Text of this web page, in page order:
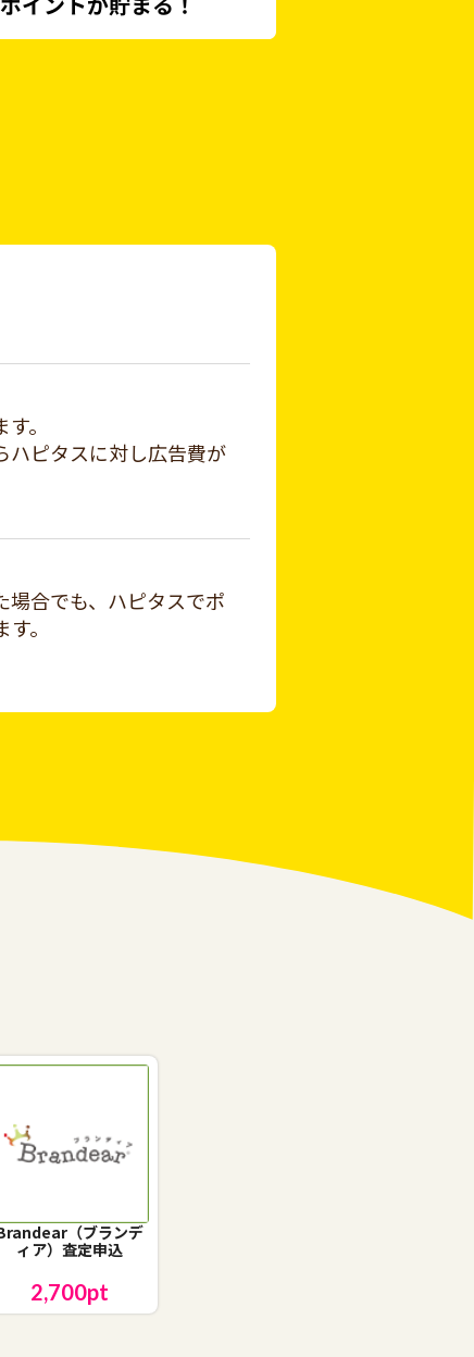
。
ハピタスに対し広告費が
場合でも、ハピタスでポ
。
（ブランデ
ィア）査定申込
2,700pt